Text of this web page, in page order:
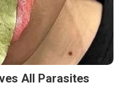
All Parasites